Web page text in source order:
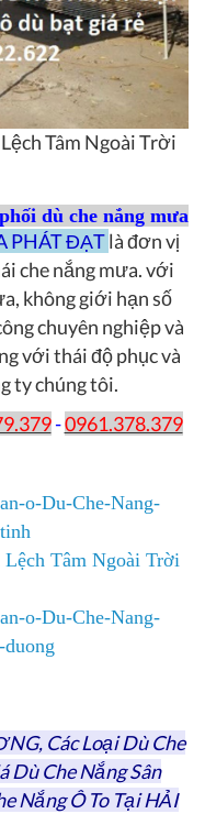
Tâm Ngoài Trời
dù che nắng mưa
PHÁT ĐẠTlà đơn vị
che nắng mưa. với
không giới hạn số
chuyên nghiệp và
với thái độ phục và
ty chúng tôi.
-0961.378.379
o-Du-Che-Nang-
Tâm Ngoài Trời
o-Du-Che-Nang-
Các Loại Dù Che
Dù Che Nắng Sân
Nắng Ô To Tại HẢI